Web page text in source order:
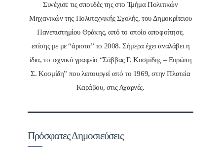
Συνέχισε τις σπουδές της στο Τμήμα Πολιτικών
Μηχανικών της Πολυτεχνικής Σχολής, του Δημοκρίτειου
Πανεπιστημίου Θράκης, από το οποίο αποφοίτησε,
επίσης με με “άριστα” το 2008. Σήμερα έχει αναλάβει η
ίδια, το τεχνικό γραφείο “Σάββας Γ. Κοσμίδης – Ευρώπη
Σ. Κοσμίδη” που λειτουργεί από το 1969, στην Πλατεία
Καράβου, στις Αχαρνές.
Πρόσφατες Δημοσιεύσεις